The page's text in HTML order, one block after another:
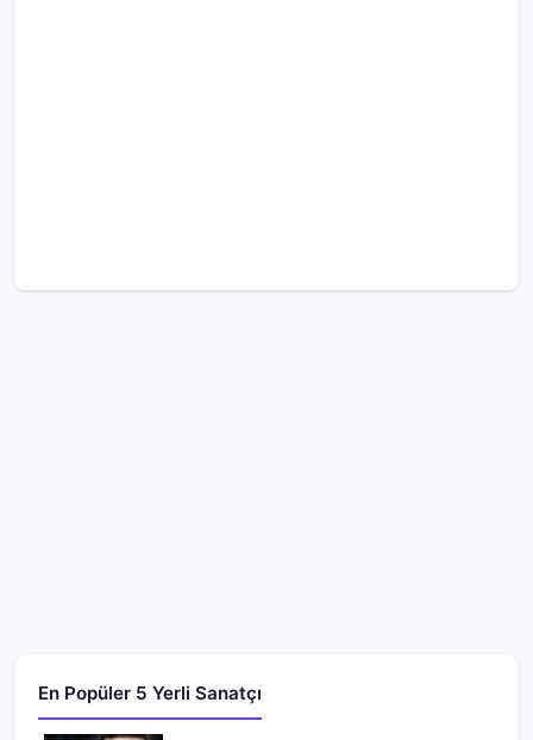
En Popüler 5 Yerli Sanatçı